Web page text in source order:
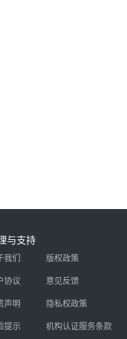
与支持
我们
协议
声明
提示
版权政策
意见反馈
隐私权政策
机构认证服务条款